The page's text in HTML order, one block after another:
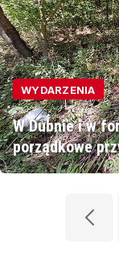
WYDARZENIA
W Dubnie i w
porządkowe